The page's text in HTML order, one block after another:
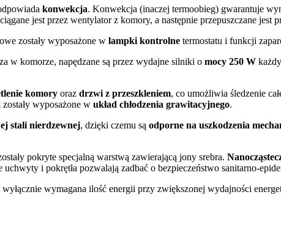
konwekcja. Konwekcja (inaczej termoobieg) gwarantuje
jest przez wentylator z komory, a następnie przepuszczane jest
zostały wyposażone w lampki kontrolne termostatu i funkcji
w komorze, napędzane są przez wydajne silniki o mocy 250 W
komory oraz drzwi z przeszkleniem, co umożliwia śledzenie
wyposażone w układ chłodzenia grawitacyjnego.
stali nierdzewnej, dzięki czemu są odporne na uszkodzenia
pokryte specjalną warstwą zawierającą jony srebra.
i pokrętła pozwalają zadbać o bezpieczeństwo sanitarno-
wymagana ilość energii przy zwiększonej wydajności